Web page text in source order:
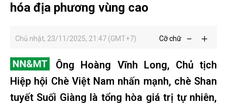
hóa địa phương vùng cao
Chủ nhật, 23/11/2025, 21:47 (GMT+7) Cỡ chữ
Ông Hoàng Vĩnh Long, Chủ tịch
Hiệp hội Chè Việt Nam nhấn mạnh, chè Shan
tuyết Suối Giàng là tổng hòa giá trị tự nhiên,